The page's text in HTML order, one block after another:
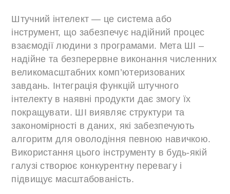
Штучний інтелект — це система або
інструмент, що забезпечує надійний процес
взаємодії людини з програмами. Мета ШІ –
надійне та безперервне виконання численних
великомасштабних комп’ютеризованих
завдань. Інтеграція функцій штучного
інтелекту в наявні продукти дає змогу їх
покращувати. ШІ виявляє структури та
закономірності в даних, які забезпечують
алгоритм для оволодіння певною навичкою.
Використання цього інструменту в будь-якій
галузі створює конкурентну перевагу і
підвищує масштабованість.